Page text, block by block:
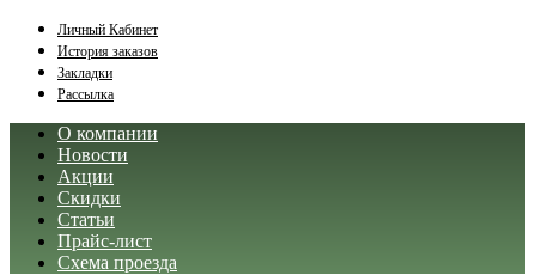
Личный Кабинет
История заказов
Закладки
Рассылка
О компании
Новости
Акции
Скидки
Статьи
Прайс-лист
Схема проезда